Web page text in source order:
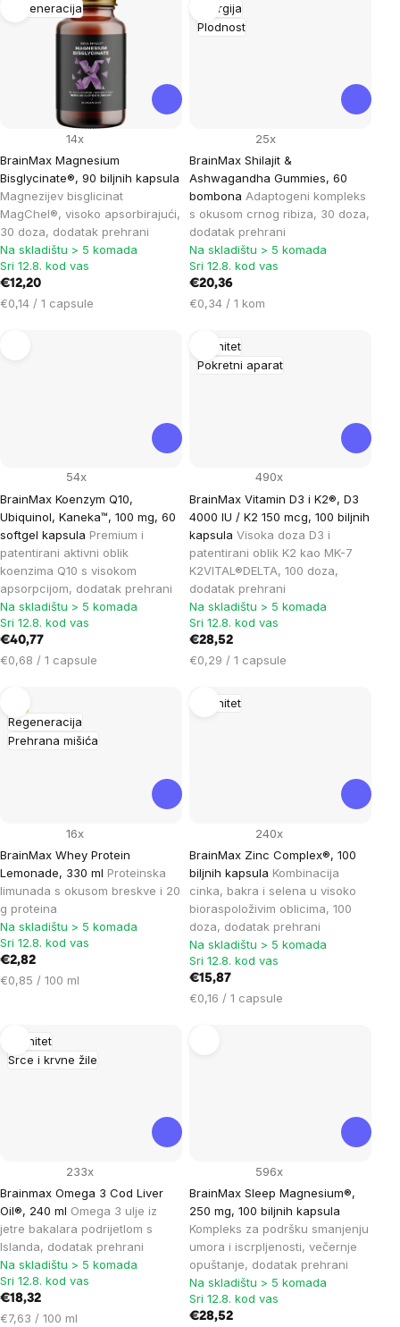
Regeneracija
BrainMax Magnesium
Bisglycinate®, 90 biljnih kapsula
Magnezijev bisglicinat
MagChel®, visoko apsorbirajući,
30 doza, dodatak prehrani
14x
Na skladištu > 5 komada
Sri 12.8. kod vas
€12,20
Cijena
€0,14 / 1 capsule
Energija
Plodnost
BrainMax Shilajit &
Ashwagandha Gummies, 60
bombona Adaptogeni kompleks
s okusom crnog ribiza, 30 doza,
dodatak prehrani
25x
Na skladištu > 5 komada
Sri 12.8. kod vas
€20,36
Cijena
€0,34 / 1 kom
BrainMax Koenzym Q10,
Ubiquinol, Kaneka™, 100 mg, 60
softgel kapsula Premium i
patentirani aktivni oblik
koenzima Q10 s visokom
apsorpcijom, dodatak prehrani
54x
Na skladištu > 5 komada
Sri 12.8. kod vas
€40,77
Cijena
€0,68 / 1 capsule
Imunitet
Pokretni aparat
BrainMax Vitamin D3 i K2®, D3
4000 IU / K2 150 mcg, 100 biljnih
kapsula Visoka doza D3 i
patentirani oblik K2 kao MK-7
K2VITAL®DELTA, 100 doza,
dodatak prehrani
490x
Na skladištu > 5 komada
Sri 12.8. kod vas
€28,52
Cijena
€0,29 / 1 capsule
Regeneracija
Prehrana mišića
BrainMax Whey Protein
Lemonade, 330 ml Proteinska
limunada s okusom breskve i 20
g proteina
16x
Na skladištu > 5 komada
Sri 12.8. kod vas
€2,82
Cijena
€0,85 / 100 ml
Imunitet
BrainMax Zinc Complex®, 100
biljnih kapsula Kombinacija
cinka, bakra i selena u visoko
bioraspoloživim oblicima, 100
doza, dodatak prehrani
240x
Na skladištu > 5 komada
Sri 12.8. kod vas
€15,87
Cijena
€0,16 / 1 capsule
Imunitet
Srce i krvne žile
Brainmax Omega 3 Cod Liver
Oil®, 240 ml Omega 3 ulje iz
jetre bakalara podrijetlom s
Islanda, dodatak prehrani
233x
Na skladištu > 5 komada
Sri 12.8. kod vas
€18,32
Cijena
€7,63 / 100 ml
BrainMax Sleep Magnesium®,
250 mg, 100 biljnih kapsula
Kompleks za podršku smanjenju
umora i iscrpljenosti, večernje
opuštanje, dodatak prehrani
596x
Na skladištu > 5 komada
Sri 12.8. kod vas
€28,52